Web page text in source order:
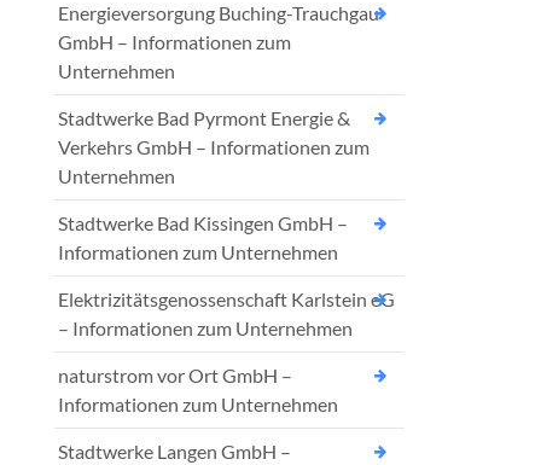
Energieversorgung Buching-Trauchgau
GmbH – Informationen zum
Unternehmen
Stadtwerke Bad Pyrmont Energie &
Verkehrs GmbH – Informationen zum
Unternehmen
Stadtwerke Bad Kissingen GmbH –
Informationen zum Unternehmen
Elektrizitätsgenossenschaft Karlstein eG
– Informationen zum Unternehmen
naturstrom vor Ort GmbH –
Informationen zum Unternehmen
Stadtwerke Langen GmbH –